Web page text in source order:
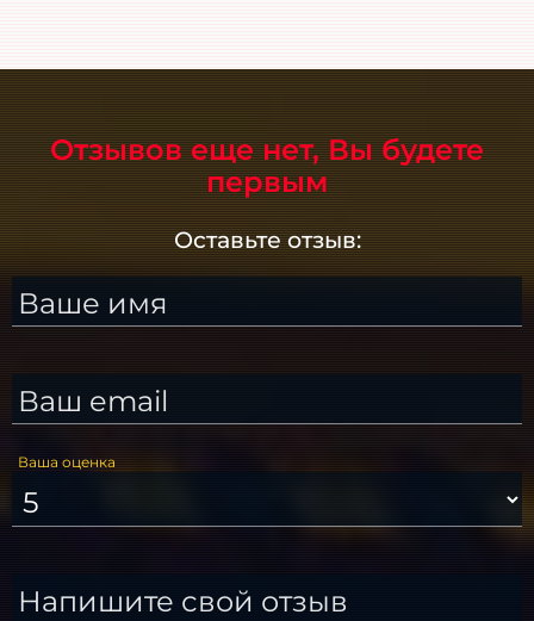
Отзывов еще нет, Вы будете
первым
Оставьте отзыв:
Ваше имя
Ваш email
Ваша оценка
Напишите свой отзыв